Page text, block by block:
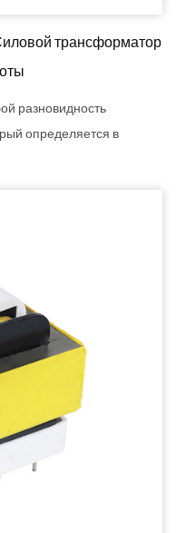
трансформатор
разновидность
определяется в